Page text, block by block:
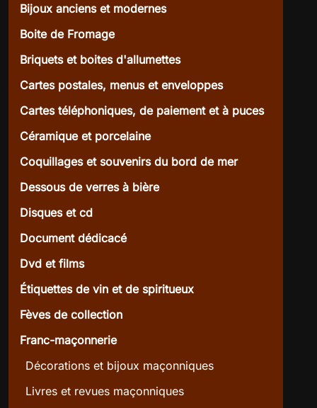
Bijoux anciens et modernes
Boite de Fromage
Briquets et boites d'allumettes
Cartes postales, menus et enveloppes
Cartes téléphoniques, de paiement et à puces
Céramique et porcelaine
Coquillages et souvenirs du bord de mer
Dessous de verres à bière
Disques et cd
Document dédicacé
Dvd et films
Étiquettes de vin et de spiritueux
Fèves de collection
Franc-maçonnerie
Décorations et bijoux maçonniques
Livres et revues maçonniques